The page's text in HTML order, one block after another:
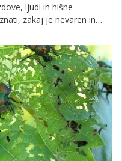
ljudi in hišne
zakaj je nevaren in